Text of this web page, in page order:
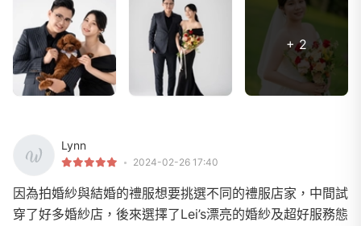
+ 2
Lynn
2024-02-26 17:40
因為拍婚紗與結婚的禮服想要挑選不同的禮服店家，中間試
穿了好多婚紗店，後來選擇了Lei’s漂亮的婚紗及超好服務態